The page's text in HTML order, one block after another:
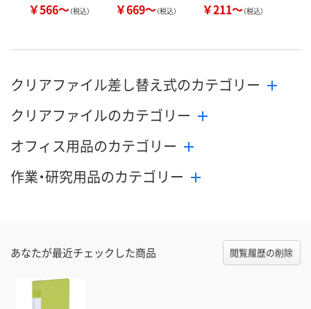
￥566～（税込） ￥669～（税込） ￥211～（税込）
クリアファイル差し替え式のカテゴリー
クリアファイルのカテゴリー
オフィス用品のカテゴリー
作業・研究用品のカテゴリー
あなたが最近チェックした商品 閲覧履歴の削除